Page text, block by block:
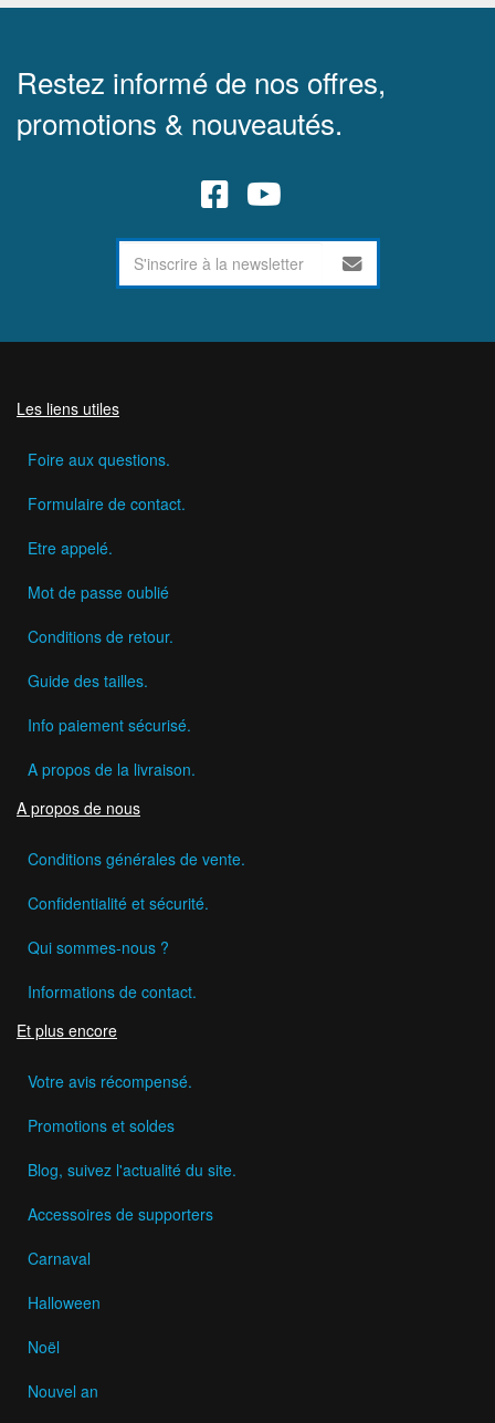
Restez informé de nos offres,
promotions & nouveautés.
Les liens utiles
Foire aux questions.
Formulaire de contact.
Etre appelé.
Mot de passe oublié
Conditions de retour.
Guide des tailles.
Info paiement sécurisé.
A propos de la livraison.
A propos de nous
Conditions générales de vente.
Confidentialité et sécurité.
Qui sommes-nous ?
Informations de contact.
Et plus encore
Votre avis récompensé.
Promotions et soldes
Blog, suivez l'actualité du site.
Accessoires de supporters
Carnaval
Halloween
Noël
Nouvel an